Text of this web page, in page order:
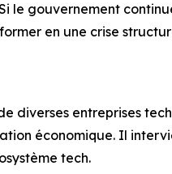
le gouvernement
en une crise
diverses entreprises
économique. Il
tech.